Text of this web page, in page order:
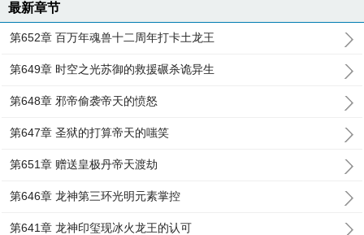
最新章节
第652章 百万年魂兽十二周年打卡土龙王
第649章 时空之光苏御的救援碾杀诡异生
第648章 邪帝偷袭帝天的愤怒
第647章 圣狱的打算帝天的嗤笑
第651章 赠送皇极丹帝天渡劫
第646章 龙神第三环光明元素掌控
第641章 龙神印玺现冰火龙王的认可